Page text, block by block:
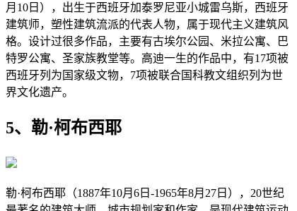
月10日），出生于西班牙加泰罗尼亚小城雷乌斯，西班牙
建筑师，塑性建筑流派的代表人物，属于现代主义建筑风
格。设计过很多作品，主要有古埃尔公园、米拉公寓、巴
特罗公寓、圣家族教堂等。高迪一生的作品中，有17项被
西班牙列为国家级文物，7项被联合国科教文组织列为世
界文化遗产。
5、勒·柯布西耶
勒·柯布西耶（1887年10月6日-1965年8月27日），20世纪